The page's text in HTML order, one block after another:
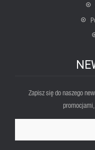
Zapisz się do naszego